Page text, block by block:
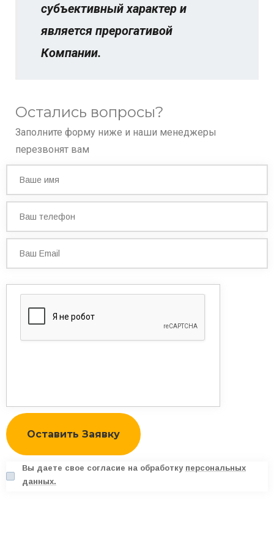
субъективный характер и
является прерогативой
Компании.
Остались вопросы?
Заполните форму ниже и наши менеджеры
перезвонят вам
Вы даете свое согласие на обработку персональных
данных.